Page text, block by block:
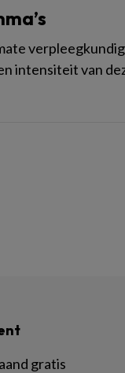
intensiteit van
gratis